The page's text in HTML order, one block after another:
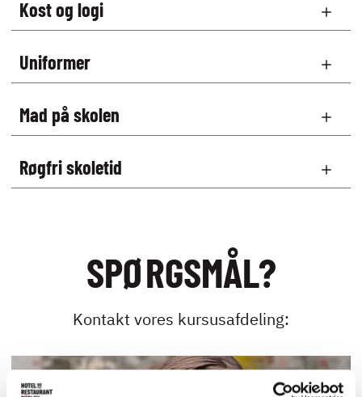
Kost og logi
Uniformer
Mad på skolen
Røgfri skoletid
SPØRGSMÅL?
Kontakt vores kursusafdeling: